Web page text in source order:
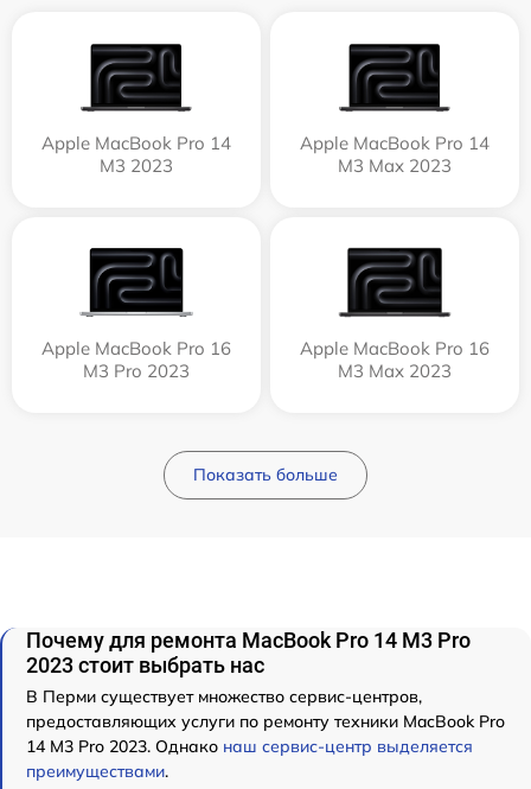
Apple MacBook Pro 14
M3 2023
Apple MacBook Pro 14
M3 Max 2023
Apple MacBook Pro 16
M3 Pro 2023
Apple MacBook Pro 16
M3 Max 2023
Показать больше
Почему для ремонта MacBook Pro 14 M3 Pro
2023 стоит выбрать нас
В Перми существует множество сервис-центров,
предоставляющих услуги по ремонту техники MacBook Pro
14 M3 Pro 2023. Однако наш сервис-центр выделяется
преимуществами.